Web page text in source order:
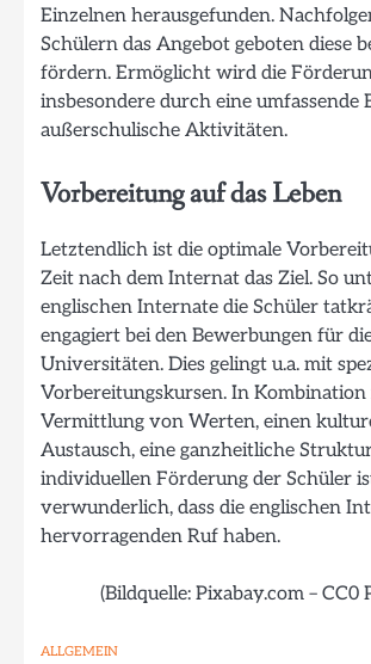
Einzelnen herausgefunden.
Schülern das Angebot geboten diese
fördern. Ermöglicht wird die
insbesondere durch eine umfassende
außerschulische Aktivitäten.
Vorbereitung auf das Leben
Letztendlich ist die optimale
Zeit nach dem Internat das Ziel. So
englischen Internate die Schüler
engagiert bei den Bewerbungen für
Universitäten. Dies gelingt u.a. mit
Vorbereitungskursen. In
Vermittlung von Werten, einen
Austausch, eine ganzheitliche
individuellen Förderung der Schüler
verwunderlich, dass die englischen
hervorragenden Ruf haben.
(Bildquelle: Pixabay.com – CC0
ALLGEMEIN